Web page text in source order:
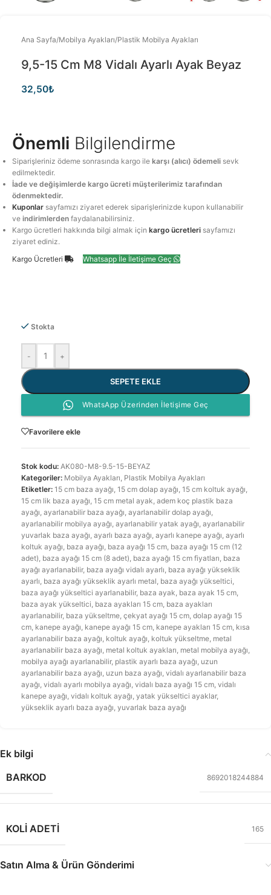
Ana Sayfa/Mobilya Ayakları/Plastik Mobilya Ayakları
9,5-15 Cm M8 Vidalı Ayarlı Ayak Beyaz
32,50₺
Önemli Bilgilendirme
Siparişleriniz ödeme sonrasında kargo ilekarşı (alıcı) ödemeli sevk
edilmektedir.
İade ve değişimlerde kargo ücreti müşterilerimiz tarafından
ödenmektedir.
Kuponlar sayfamızı ziyaret ederek siparişlerinizde kupon kullanabilir
veindirimlerden faydalanabilirsiniz.
Kargo ücretleri hakkında bilgi almak içinkargo ücretleri sayfamızı
ziyaret ediniz.
Kargo Ücretleri
Whatsapp İle İletişime Geç
Stokta
- +
SEPETE EKLE
WhatsApp Üzerinden İletişime Geç
Favorilere ekle
Stok kodu: AK080-M8-9.5-15-BEYAZ
Kategoriler: Mobilya Ayakları, Plastik Mobilya Ayakları
Etiketler: 15 cm baza ayağı, 15 cm dolap ayağı, 15 cm koltuk ayağı,
15 cm lik baza ayağı, 15 cm metal ayak, adem koç plastik baza
ayağı, ayarlanabilir baza ayağı, ayarlanabilir dolap ayağı,
ayarlanabilir mobilya ayağı, ayarlanabilir yatak ayağı, ayarlanabilir
yuvarlak baza ayağı, ayarlı baza ayağı, ayarlı kanepe ayağı, ayarlı
koltuk ayağı, baza ayağı, baza ayağı 15 cm, baza ayağı 15 cm (12
adet), baza ayağı 15 cm (8 adet), baza ayağı 15 cm fiyatları, baza
ayağı ayarlanabilir, baza ayağı vidalı ayarlı, baza ayağı yükseklik
ayarlı, baza ayağı yükseklik ayarlı metal, baza ayağı yükseltici,
baza ayağı yükseltici ayarlanabilir, baza ayak, baza ayak 15 cm,
baza ayak yükseltici, baza ayakları 15 cm, baza ayakları
ayarlanabilir, baza yükseltme, çekyat ayağı 15 cm, dolap ayağı 15
cm, kanepe ayağı, kanepe ayağı 15 cm, kanepe ayakları 15 cm, kısa
ayarlanabilir baza ayağı, koltuk ayağı, koltuk yükseltme, metal
ayarlanabilir baza ayağı, metal koltuk ayakları, metal mobilya ayağı,
mobilya ayağı ayarlanabilir, plastik ayarlı baza ayağı, uzun
ayarlanabilir baza ayağı, uzun baza ayağı, vidalı ayarlanabilir baza
ayağı, vidalı ayarlı mobilya ayağı, vidalı baza ayağı 15 cm, vidalı
kanepe ayağı, vidalı koltuk ayağı, yatak yükseltici ayaklar,
yükseklik ayarlı baza ayağı, yuvarlak baza ayağı
Ek bilgi
BARKOD
8692018244884
KOLI ADETI 165
Satın Alma & Ürün Gönderimi